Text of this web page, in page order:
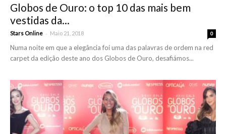
Globos de Ouro: o top 10 das mais bem
vestidas da...
Stars Online - Maio 21, 2018 0
Numa noite em que a elegância foi uma das palavras de ordem na red
carpet da edição deste ano dos Globos de Ouro, desafiámos...